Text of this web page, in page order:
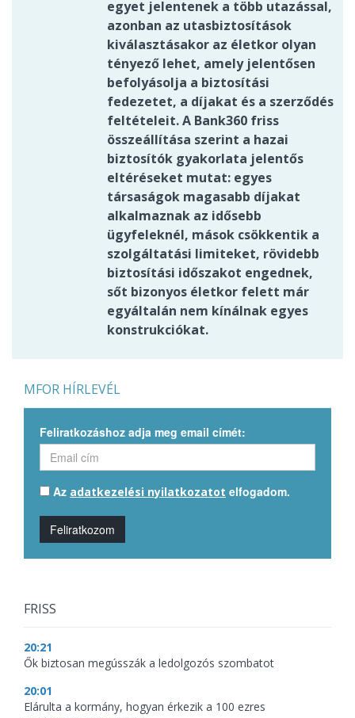
egyet jelentenek a több utazással,
azonban az utasbiztosítások
kiválasztásakor az életkor olyan
tényező lehet, amely jelentősen
befolyásolja a biztosítási
fedezetet, a díjakat és a szerződés
feltételeit. A Bank360 friss
összeállítása szerint a hazai
biztosítók gyakorlata jelentős
eltéréseket mutat: egyes
társaságok magasabb díjakat
alkalmaznak az idősebb
ügyfeleknél, mások csökkentik a
szolgáltatási limiteket, rövidebb
biztosítási időszakot engednek,
sőt bizonyos életkor felett már
egyáltalán nem kínálnak egyes
konstrukciókat.
MFOR HÍRLEVÉL
Feliratkozáshoz adja meg email címét:
Az adatkezelési nyilatkozatot elfogadom.
Feliratkozom
FRISS
20:21
Ők biztosan megússzák a ledolgozós szombatot
20:01
Elárulta a kormány, hogyan érkezik a 100 ezres